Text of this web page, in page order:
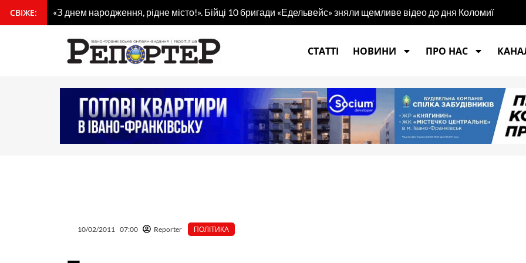
вмісту
СВІЖЕ: «З днем народження, рідне місто!». Бійці 10 бригади «Едельвейс» зняли щемливе відео до дня Коломиї
СТАТТІ
НОВИНИ ПРО НАС
10/02/2011 07:00 Reporter ПОЛІТИКА